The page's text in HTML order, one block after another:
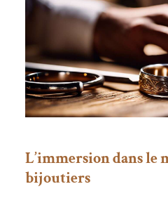
L’immersion dans le
bijoutiers